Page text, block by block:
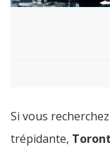
Si vous
trépidante,